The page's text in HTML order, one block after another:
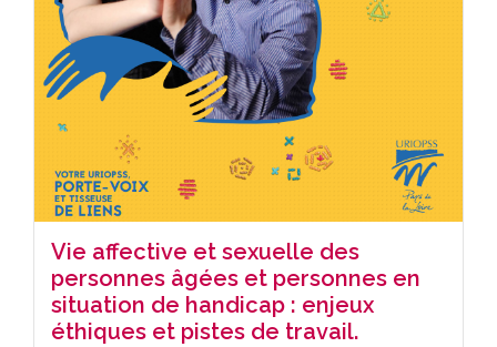
Vie affective et sexuelle des
personnes âgées et personnes en
situation de handicap : enjeux
éthiques et pistes de travail.